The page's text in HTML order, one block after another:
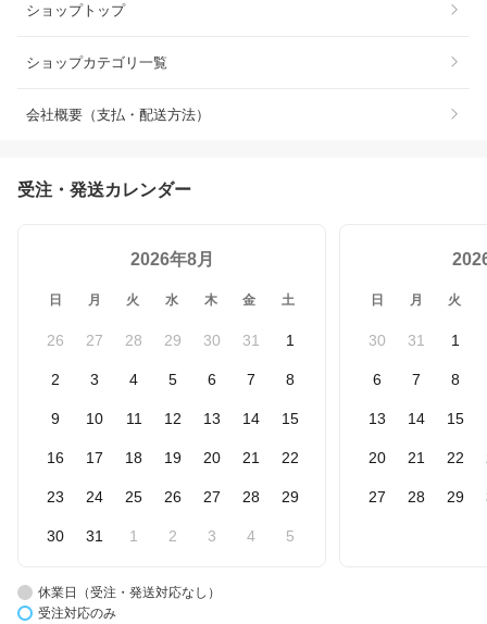
ショップトップ
ショップカテゴリ一覧
会社概要（支払・配送方法）
受注・発送カレンダー
2026年8月
日 月 火 水 木 金 土
26 27 28 29 30 31 1
2 3 4 5 6 7 8
9 10 11 12 13 14 15
16 17 18 19 20 21 22
23 24 25 26 27 28 29
30 31 1 2 3 4 5
日 月 火
30 31 1
6 7 8
13 14 15
20 21 22
27 28 29
休業日（受注・発送対応なし）
受注対応のみ